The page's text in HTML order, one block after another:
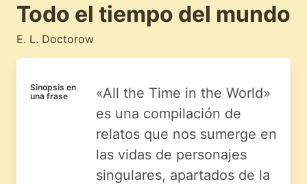
Todo el tiempo del mundo
E. L. Doctorow
Sinopsis en
una frase
«All the Time in the World»
es una compilación de
relatos que nos sumerge en
las vidas de personajes
singulares, apartados de la